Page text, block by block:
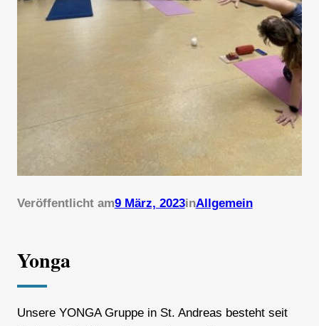
Veröffentlicht am9 März, 2023inAllgemein
Yonga
Unsere YONGA Gruppe in St. Andreas besteht seit